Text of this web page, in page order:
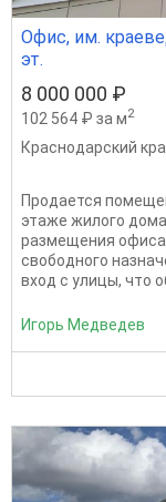
Офис, им.
эт.
8 000 000 ₽
102 564 ₽ за м2
Краснодарский
Продается
этаже жилого
размещения
свободного
вход с улицы, что
Игорь Медведев